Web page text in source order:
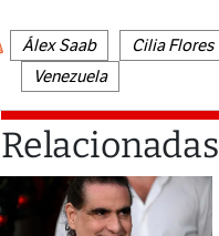
Álex Saab Cilia Flores
Venezuela
Relacionadas